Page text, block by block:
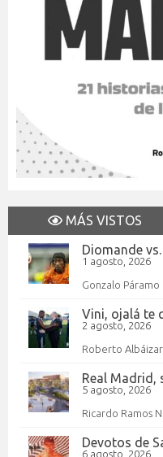
MÁS VISTOS
Diomande
1 agosto, 2026
Gonzalo Páramo
Vini, ojalá te
2 agosto, 2026
Roberto
Real Madrid,
5 agosto, 2026
Ricardo Ramos
Devotos de
6 agosto, 2026